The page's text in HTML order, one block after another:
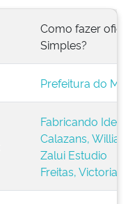
Como fazer
Simples?
Prefeitura do
Fabricando
Calazans,
Zalui Estudio
Freitas, Victoria